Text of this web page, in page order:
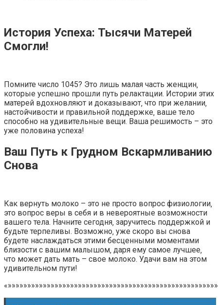
История Успеха: Тысячи Матерей
Смогли!
Помните число 1045? Это лишь малая часть женщин‚
которые успешно прошли путь релактации. Истории этих
матерей вдохновляют и доказывают‚ что при желании‚
настойчивости и правильной поддержке‚ ваше тело
способно на удивительные вещи. Ваша решимость – это
уже половина успеха!
Ваш Путь к Грудном Вскармливанию
Снова
Как вернуть молоко – это не просто вопрос физиологии‚
это вопрос веры в себя и в невероятные возможности
вашего тела. Начните сегодня‚ заручитесь поддержкой и
будьте терпеливы. Возможно‚ уже скоро вы снова
будете наслаждаться этими бесценными моментами
близости с вашим малышом‚ даря ему самое лучшее‚
что может дать мать – свое молоко. Удачи вам на этом
удивительном пути!